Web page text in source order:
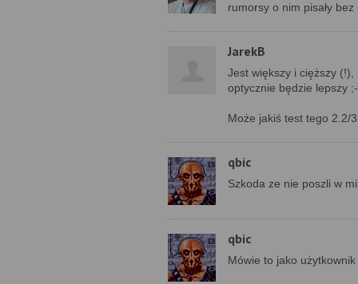
rumorsy o nim pisały bez
JarekB
Jest większy i cięższy
optycznie będzie lepszy
Może jakiś test tego 2.2/
qbic
Szkoda ze nie poszli w
qbic
Mówie to jako